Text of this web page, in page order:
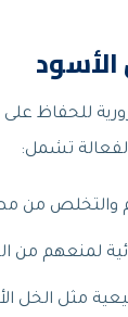
للحفاظ
تشمل:
من
لمنعهم من
مثل الخل